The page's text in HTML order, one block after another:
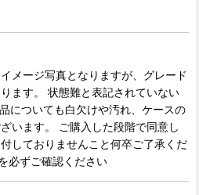
メージ写真となりますが、グレード
ます。 状態難と表記されていない
についても白欠けや汚れ、ケースの
います。 ご購入した段階で同意し
しておりませんこと何卒ご了承くだ
必ずご確認ください